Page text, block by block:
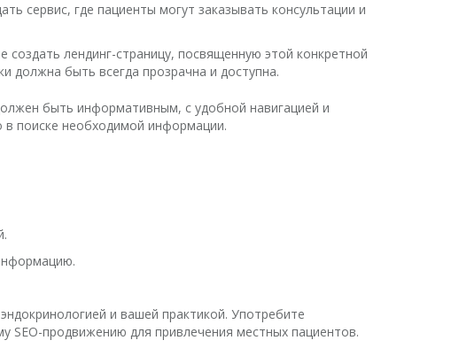
сервис, где пациенты могут заказывать консультации и
создать лендинг-страницу, посвященную этой конкретной
должна быть всегда прозрачна и доступна.
быть информативным, с удобной навигацией и
в поиске необходимой информации.
и вашей практикой. Употребите
SEO-продвижению для привлечения местных пациентов.